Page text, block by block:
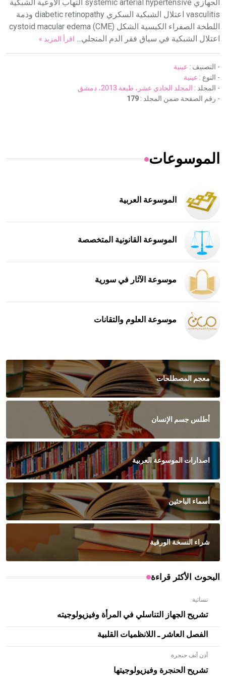
الجهازي systemic arterial hypertensive التهاب الأوعية الشبكية
vasculitis اعتلال الشبكية السكري diabetic retinopathy وذمة
اللطخة الصفراء الكيسية الشكل cystoid macular edema (CME)
اعتلال الشبكية في سياق فقر الدم المنجلي... اقرأ المزيد »
- التصنيف : عينية
- النوع : عينية
- المجلد : المجلد الحادي عشر، طبعة 2013، دمشق
- رقم الصفحة ضمن المجلد : 179
الموسوعات
الموسوعة العربية
الموسوعة القانونية المتخصصة
موسوعة الآثار في سورية
موسوعة العلوم والتقانات
معجم المصطلحات
أطلس جسم الإنسان
اصدارات الموسوعة العربية
أسماء الباحثين
شراء النسخة الورقية
البحوث الأكثر قراءة
نسائية
تشريح الجهاز التناسلي في المرأة وفيزيولوجيته
الفصل العاشر ـ اللانظميات القلبية
أذن أنف حنجرة
تشريح الحنجرة وفيزيولوجيتها